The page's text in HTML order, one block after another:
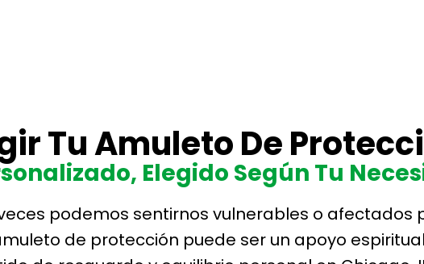
Tu Amuleto De
Elegido Según Tu
podemos sentirnos vulnerables o afectados
de protección puede ser un apoyo